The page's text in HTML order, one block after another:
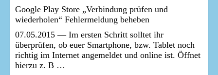
Google Play Store „Verbindung prüfen und
wiederholen“ Fehlermeldung beheben
07.05.2015 — Im ersten Schritt solltet ihr
überprüfen, ob euer Smartphone, bzw. Tablet noch
richtig im Internet angemeldet und online ist. Öffnet
hierzu z. B …